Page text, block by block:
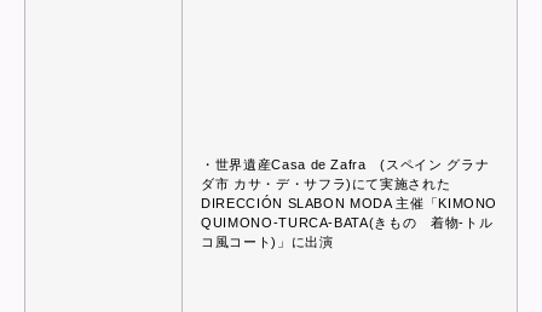
・世界遺産Casa de Zafra (スペイン グラナ
ダ市 カサ・デ・サフラ)にて実施された
DIRECCIÓN SLABON MODA 主催「KIMONO
QUIMONO-TURCA-BATA(きもの 着物-トル
コ風コート)」に出演